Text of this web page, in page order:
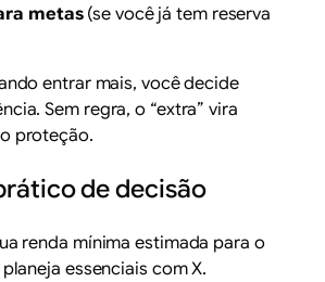
metas(se você já tem reserva
entrar mais, você decide
Sem regra, o “extra” vira
proteção.
de decisão
renda mínima estimada para o
essenciais com X.